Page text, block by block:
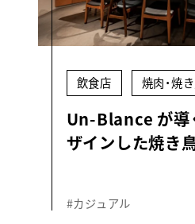
飲食店 焼肉・焼
Un-Blance が導
ザインした焼き
#カジュアル